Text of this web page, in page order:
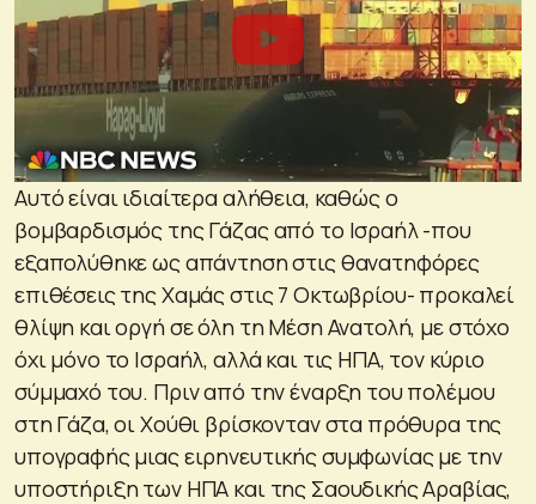
Αυτό είναι ιδιαίτερα αλήθεια, καθώς ο
βομβαρδισμός της Γάζας από το Ισραήλ -που
εξαπολύθηκε ως απάντηση στις θανατηφόρες
επιθέσεις της Χαμάς στις 7 Οκτωβρίου- προκαλεί
θλίψη και οργή σε όλη τη Μέση Ανατολή, με στόχο
όχι μόνο το Ισραήλ, αλλά και τις ΗΠΑ, τον κύριο
σύμμαχό του. Πριν από την έναρξη του πολέμου
στη Γάζα, οι Χούθι βρίσκονταν στα πρόθυρα της
υπογραφής μιας ειρηνευτικής συμφωνίας με την
υποστήριξη των ΗΠΑ και της Σαουδικής Αραβίας,